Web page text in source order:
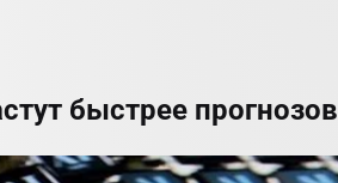
быстрее прогнозов